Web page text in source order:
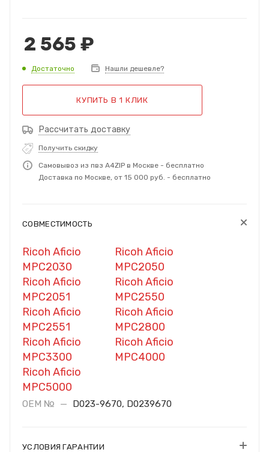
2 565 ₽
Достаточно Нашли дешевле?
КУПИТЬ В 1 КЛИК
Рассчитать доставку
Получить скидку
Самовывоз из пвз A4ZIP в Москве - бесплатно
Доставка по Москве, от 15 000 руб. - бесплатно
СОВМЕСТИМОСТЬ
Ricoh Aficio
MPC2030
Ricoh Aficio
MPC2050
Ricoh Aficio
MPC2051
Ricoh Aficio
MPC2550
Ricoh Aficio
MPC2551
Ricoh Aficio
MPC2800
Ricoh Aficio
MPC3300
Ricoh Aficio
MPC4000
Ricoh Aficio
MPC5000
OEM № — D023-9670, D0239670
УСЛОВИЯ ГАРАНТИИ